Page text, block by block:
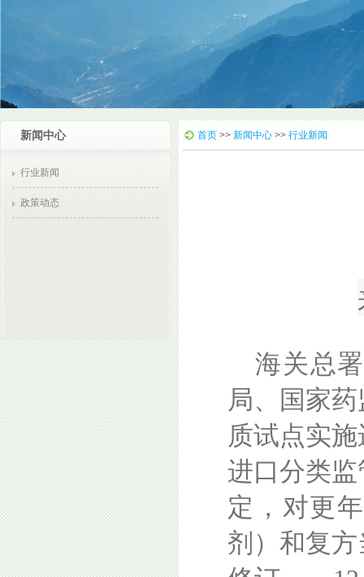
新闻中心
行业新闻
政策动态
首页 >> 新闻中心 >> 行业新闻
海关总
局、国家
质试点实
进口分类
定，对更
剂）和复